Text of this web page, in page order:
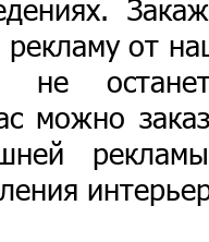
от
можно